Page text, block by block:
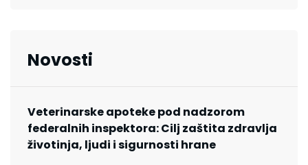
Novosti
Veterinarske apoteke pod nadzorom
federalnih inspektora: Cilj zaštita zdravlja
životinja, ljudi i sigurnosti hrane